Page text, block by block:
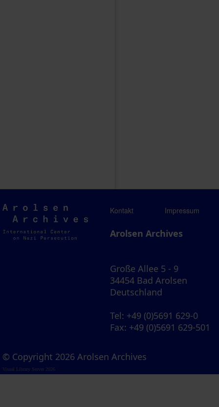
Arolsen
Archives
Kontakt Impressum
Arolsen Archives
Große Allee 5 - 9
34454 Bad Arolsen
Deutschland
Tel: +49 (0)5691 629-0
Fax: +49 (0)5691 629-501
© Copyright 2026 Arolsen Archives
Visual Library Server 2026